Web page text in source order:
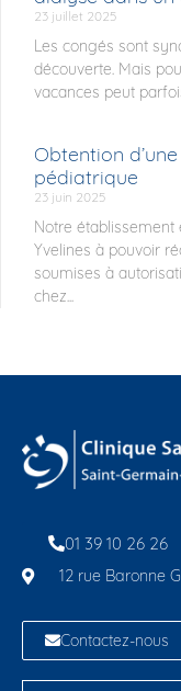
23 juillet 2025
Les congés sont
découverte. Mais
vacances peut
Obtention
pédiatrique
23 juin 2025
Notre établissement
Yvelines à pouvoir
soumises à
chez...
01 39 10 26 26
12 rue Baronne
Contactez-nous